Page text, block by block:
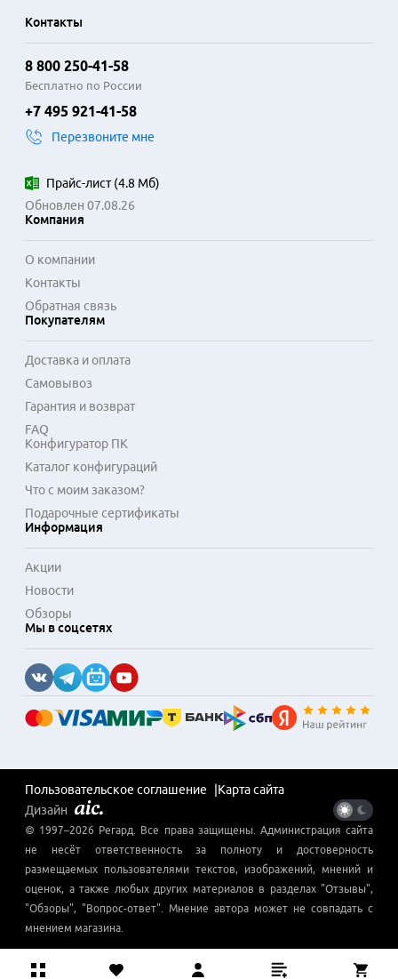
Конструкция узлов включает термопленку или
нагревательный ролик, термодатчики и прижимный
механизм. Использование оригинальных компонентов
Avision гарантирует точную калибровку температуры и
стабильное качество отпечатков, предотвращает
конкретными моделями принтеров и МФУ является
строгой, что требует внимательного подбора заменяемого
узла.
Применение сертифицированных узлов
устройства. Ресурс таких модулей рассчитан на десятки
тысяч отпечатков. Регулярная замена изношенных
компонентов системы термозакрепления является
позволяющей избежать более серьезных поломок и
сохранить производительность печатающей техники на
долгое время.
Контакты
8 800 250-41-58
Бесплатно по России
+7 495 921-41-58
Перезвоните мне
Прайс-лист(4.8 Мб)
Обновлен 07.08.26
Компания
О компании
Контакты
Обратная связь
Покупателям
Доставка и оплата
Самовывоз
Гарантия и возврат
FAQ
Конфигуратор ПК
Каталог конфигураций
Что с моим заказом?
Подарочные сертификаты
Информация
Акции
Новости
Обзоры
Мы в соцсетях
Пользовательское соглашение
Карта сайта
Дизайн
© 1997–2026 Регард . Все права защищены. Администрация сайта
не несёт ответственность за полноту и достоверность
размещаемых пользователями текстов, изображений, мнений и
оценок, а также любых других материалов в разделах "Отзывы",
"Обзоры", "Вопрос-ответ". Мнение автора может не совпадать с
мнением магазина.